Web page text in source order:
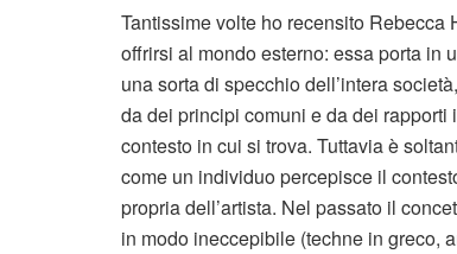
Tantissime volte ho recensito Rebecca
offrirsi al mondo esterno: essa porta in
una sorta di specchio dell’intera
da dei principi comuni e da dei
contesto in cui si trova. Tuttavia è
come un individuo percepisce il
propria dell’artista. Nel passato il
in modo ineccepibile (techne in greco,